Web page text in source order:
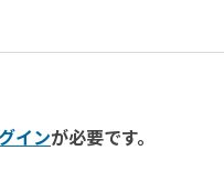
インが必要です。